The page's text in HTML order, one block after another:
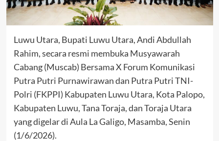
Luwu Utara, Bupati Luwu Utara, Andi Abdullah
Rahim, secara resmi membuka Musyawarah
Cabang (Muscab) Bersama X Forum Komunikasi
Putra Putri Purnawirawan dan Putra Putri TNI-
Polri (FKPPI) Kabupaten Luwu Utara, Kota Palopo,
Kabupaten Luwu, Tana Toraja, dan Toraja Utara
yang digelar di Aula La Galigo, Masamba, Senin
(1/6/2026).